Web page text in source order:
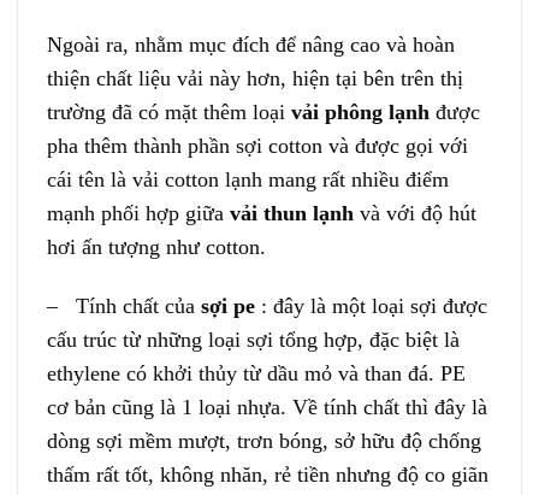
Ngoài ra, nhằm mục đích để nâng cao và hoàn
thiện chất liệu vải này hơn, hiện tại bên trên thị
trường đã có mặt thêm loại vải phông lạnh được
pha thêm thành phần sợi cotton và được gọi với
cái tên là vải cotton lạnh mang rất nhiều điểm
mạnh phối hợp giữa vải thun lạnh và với độ hút
hơi ấn tượng như cotton.
– Tính chất của sợi pe : đây là một loại sợi được
cấu trúc từ những loại sợi tổng hợp, đặc biệt là
ethylene có khởi thủy từ dầu mỏ và than đá. PE
cơ bản cũng là 1 loại nhựa. Về tính chất thì đây là
dòng sợi mềm mượt, trơn bóng, sở hữu độ chống
thấm rất tốt, không nhăn, rẻ tiền nhưng độ co giãn